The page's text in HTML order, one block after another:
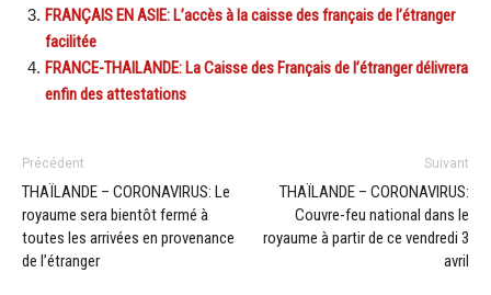
FRANÇAIS EN ASIE: L’accès à la caisse des français de l’étranger
facilitée
FRANCE-THAILANDE: La Caisse des Français de l’étranger délivrera
enfin des attestations
Précédent
THAÏLANDE – CORONAVIRUS: Le
royaume sera bientôt fermé à
toutes les arrivées en provenance
de l’étranger
Suivant
THAÏLANDE – CORONAVIRUS:
Couvre-feu national dans le
royaume à partir de ce vendredi 3
avril